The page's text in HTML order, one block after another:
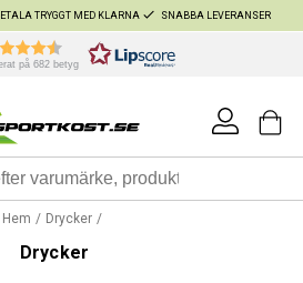
TRYGGT MED KLARNA SNABBA LEVERANSER
på 682 betyg
Hem Drycker
Drycker